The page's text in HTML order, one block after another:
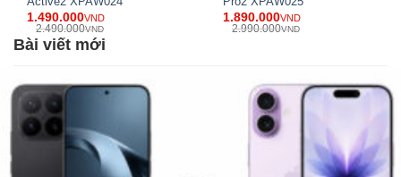
1.490.000VND
2.490.000VND
1.890.000VND
2.990.000VND
Bài viết mới